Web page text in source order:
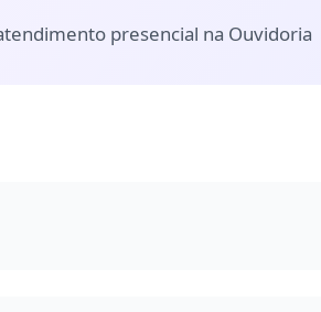
presencial na Ouvidoria